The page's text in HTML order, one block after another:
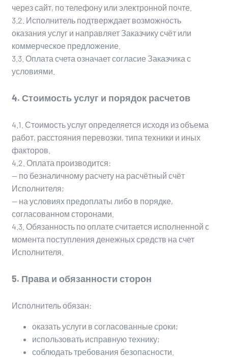
через сайт, по телефону или электронной почте.
3.2. Исполнитель подтверждает возможность
оказания услуг и направляет Заказчику счёт или
коммерческое предложение.
3.3. Оплата счета означает согласие Заказчика с
условиями.
4. Стоимость услуг и порядок расчетов
4.1. Стоимость услуг определяется исходя из объема
работ, расстояния перевозки, типа техники и иных
факторов.
4.2. Оплата производится:
— по безналичному расчету на расчётный счёт
Исполнителя;
— на условиях предоплаты либо в порядке,
согласованном сторонами.
4.3. Обязанность по оплате считается исполненной с
момента поступления денежных средств на счет
Исполнителя.
5. Права и обязанности сторон
Исполнитель обязан:
оказать услуги в согласованные сроки;
использовать исправную технику;
соблюдать требования безопасности.